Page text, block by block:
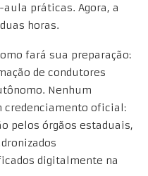
práticas. Agora, a
horas.
fará sua preparação:
de condutores
Nenhum
credenciamento oficial:
pelos órgãos estaduais,
digitalmente na